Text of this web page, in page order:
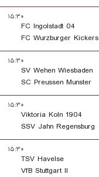
۱۵:۳۰
FC Ingolstadt 04
FC Wurzburger Kickers
۱۵:۳۰
SV Wehen Wiesbaden
SC Preussen Munster
۱۵:۳۰
Viktoria Koln 1904
SSV Jahn Regensburg
۱۵:۳۰
TSV Havelse
VfB Stuttgart II